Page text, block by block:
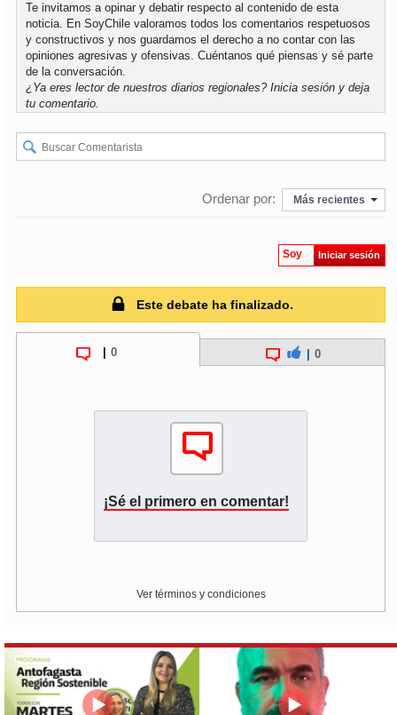
soy puertomontt
soychiloé
Te invitamos a opinar y debatir respecto al contenido de esta
noticia. En SoyChile valoramos todos los comentarios respetuosos
y constructivos y nos guardamos el derecho a no contar con las
opiniones agresivas y ofensivas. Cuéntanos qué piensas y sé parte
de la conversación.
¿Ya eres lector de nuestros diarios regionales?Inicia sesión y deja
tu comentario.
Ordenar por: Más recientes
Soy Iniciar sesión
Este debate ha finalizado.
0 0
¡Sé el primero en comentar!
Ver términos y condiciones